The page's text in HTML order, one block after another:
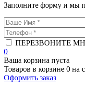
Заполните форму и мы
ПЕРЕЗВОНИТЕ
0
Ваша корзина пуста
Товаров в корзине 0 на
Оформить заказ